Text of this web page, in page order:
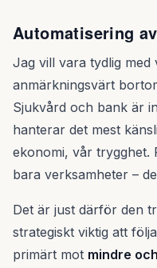
Automatisering
Jag vill vara tydlig
anmärkningsvärt
Sjukvård och bank är
hanterar det mest
ekonomi, vår trygghet.
bara verksamheter –
Det är just därför den
strategiskt viktig att
primärt mot mindre